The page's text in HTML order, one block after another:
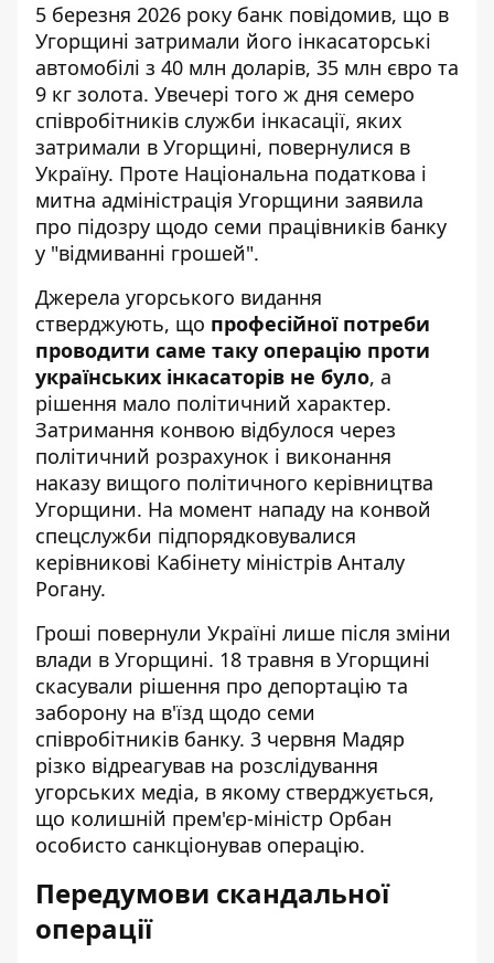
5 березня 2026 року банк повідомив, що в
Угорщині затримали його інкасаторські
автомобілі з 40 млн доларів, 35 млн євро та
9 кг золота. Увечері того ж дня семеро
співробітників служби інкасації, яких
затримали в Угорщині, повернулися в
Україну. Проте Національна податкова і
митна адміністрація Угорщини заявила
про підозру щодо семи працівників банку
у "відмиванні грошей".
Джерела угорського видання
стверджують, що професійної потреби
проводити саме таку операцію проти
українських інкасаторів не було, а
рішення мало політичний характер.
Затримання конвою відбулося через
політичний розрахунок і виконання
наказу вищого політичного керівництва
Угорщини. На момент нападу на конвой
спецслужби підпорядковувалися
керівникові Кабінету міністрів Анталу
Рогану.
Гроші повернули Україні лише після зміни
влади в Угорщині. 18 травня в Угорщині
скасували рішення про депортацію та
заборону на в'їзд щодо семи
співробітників банку. 3 червня Мадяр
різко відреагував на розслідування
угорських медіа, в якому стверджується,
що колишній прем'єр-міністр Орбан
особисто санкціонував операцію.
Передумови скандальної
операції